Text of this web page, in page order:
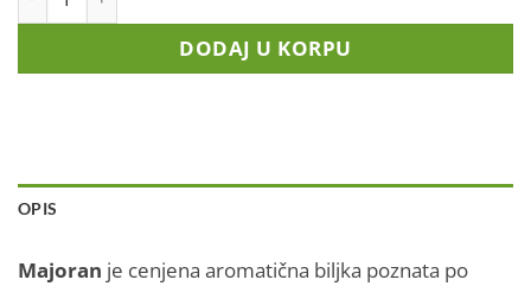
DODAJ U KORPU
OPIS
Majoran je cenjena aromatična biljka poznata po